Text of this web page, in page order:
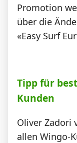
Promotion
über die
«Easy Surf
Tipp für
Kunden
Oliver Zadori
allen Wingo-